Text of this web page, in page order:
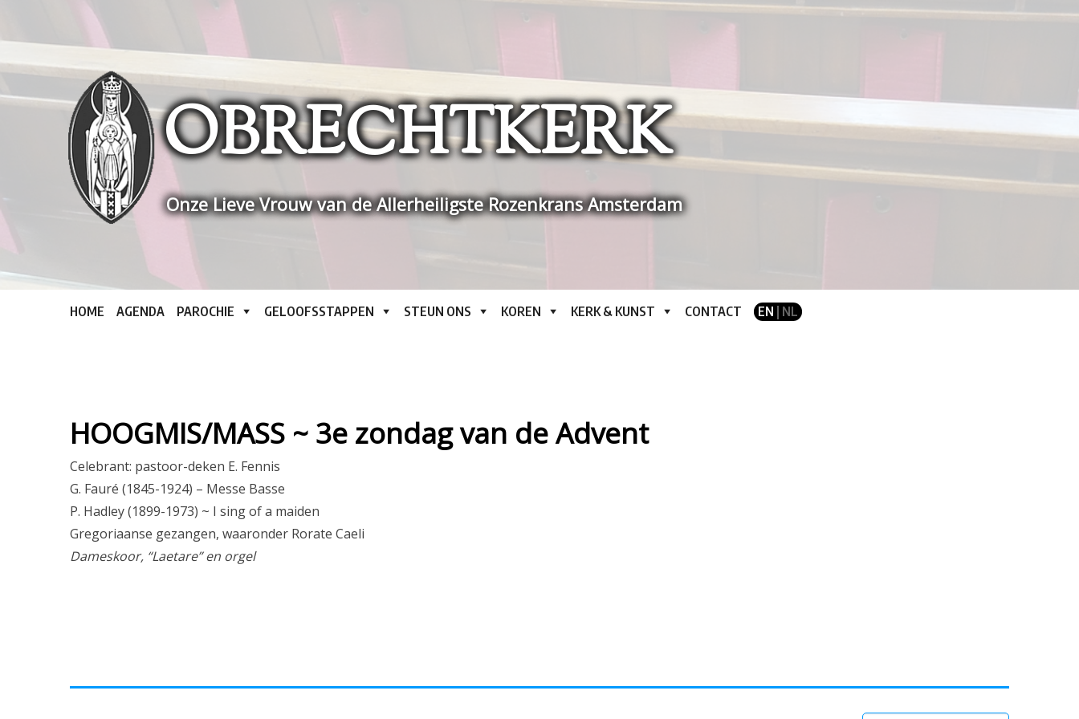
content
OBRECHTKERK
Onze Lieve Vrouw van de Allerheiligste Rozenkrans Amsterdam
HOME AGENDA PAROCHIE GELOOFSSTAPPEN STEUN ONS KOREN KERK & KUNST CONTACT EN | NL
HOOGMIS/MASS ~ 3e zondag van de Advent
Celebrant: pastoor-deken E. Fennis
G. Fauré (1845-1924) – Messe Basse
P. Hadley (1899-1973) ~ I sing of a maiden
Gregoriaanse gezangen, waaronder Rorate Caeli
Dameskoor, “Laetare” en orgel